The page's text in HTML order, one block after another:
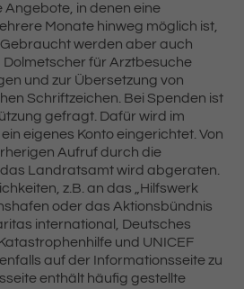
in denen eine
Monate hinweg möglich ist,
werden aber auch
für Arztbesuche
und zur Übersetzung von
Schriftzeichen. Bei Spenden ist
gefragt. Dafür wird im
eigenes Konto eingerichtet. Von
Aufruf durch die
Landratsamt wird abgeraten.
z.B. an das „Hilfswerk
oder das Aktionsbündnis
international, Deutsches
und UNICEF
auf der Informationsseite zu
enthält häufig gestellte